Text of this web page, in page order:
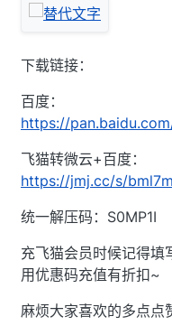
下载链接：
百度：
https://
飞猫转微云+百度：
https://jmj.cc/s/
统一解压码：S0MP1I
充飞猫会员时候记得填
用优惠码充值有折扣~
麻烦大家喜欢的多点点